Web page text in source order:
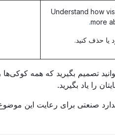
Understand how
more
یا حذف کنید.
تصمیم بگیرید که همه
را یاد بگیرید.